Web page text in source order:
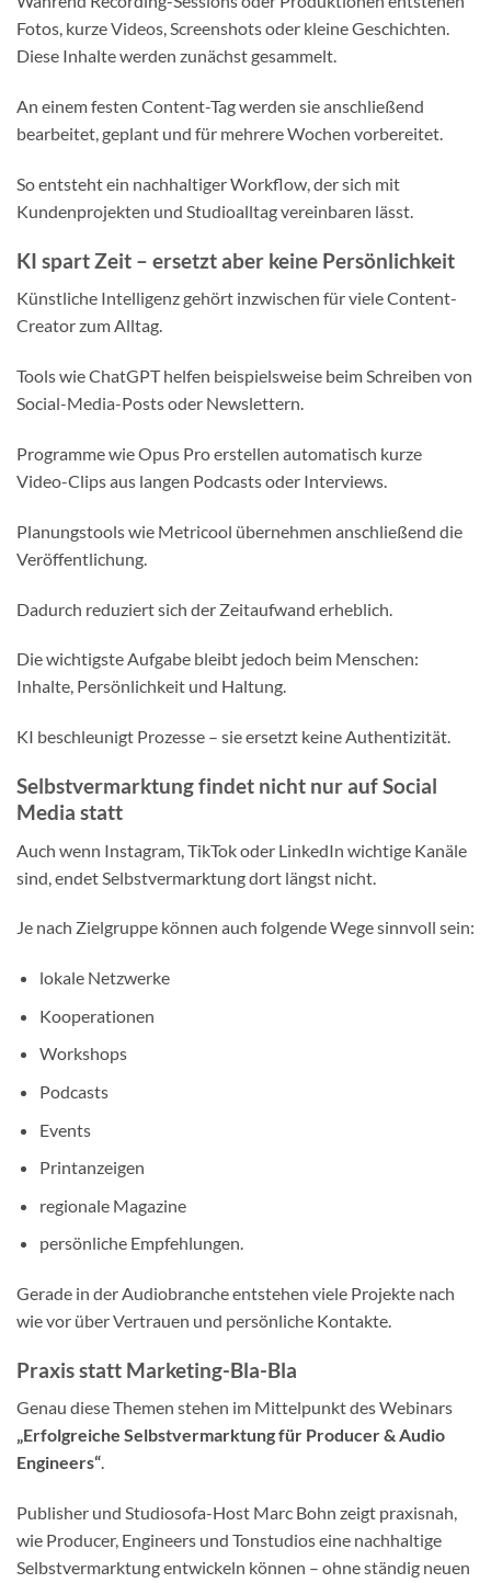
Fotos, kurze Videos, Screenshots oder kleine Geschichten.
Diese Inhalte werden zunächst gesammelt.
An einem festen Content-Tag werden sie anschließend
bearbeitet, geplant und für mehrere Wochen vorbereitet.
So entsteht ein nachhaltiger Workflow, der sich mit
Kundenprojekten und Studioalltag vereinbaren lässt.
KI spart Zeit – ersetzt aber keine Persönlichkeit
Künstliche Intelligenz gehört inzwischen für viele Content-
Creator zum Alltag.
Tools wie ChatGPT helfen beispielsweise beim Schreiben von
Social-Media-Posts oder Newslettern.
Programme wie Opus Pro erstellen automatisch kurze
Video-Clips aus langen Podcasts oder Interviews.
Planungstools wie Metricool übernehmen anschließend die
Veröffentlichung.
Dadurch reduziert sich der Zeitaufwand erheblich.
Die wichtigste Aufgabe bleibt jedoch beim Menschen:
Inhalte, Persönlichkeit und Haltung.
KI beschleunigt Prozesse – sie ersetzt keine Authentizität.
Selbstvermarktung findet nicht nur auf Social
Media statt
Auch wenn Instagram, TikTok oder LinkedIn wichtige Kanäle
sind, endet Selbstvermarktung dort längst nicht.
Je nach Zielgruppe können auch folgende Wege sinnvoll sein:
lokale Netzwerke
Kooperationen
Workshops
Podcasts
Events
Printanzeigen
regionale Magazine
persönliche Empfehlungen.
Gerade in der Audiobranche entstehen viele Projekte nach
wie vor über Vertrauen und persönliche Kontakte.
Praxis statt Marketing-Bla-Bla
Genau diese Themen stehen im Mittelpunkt des Webinars
„Erfolgreiche Selbstvermarktung für Producer & Audio
Engineers“.
Publisher und Studiosofa-Host Marc Bohn zeigt praxisnah,
wie Producer, Engineers und Tonstudios eine nachhaltige
Selbstvermarktung entwickeln können – ohne ständig neuen